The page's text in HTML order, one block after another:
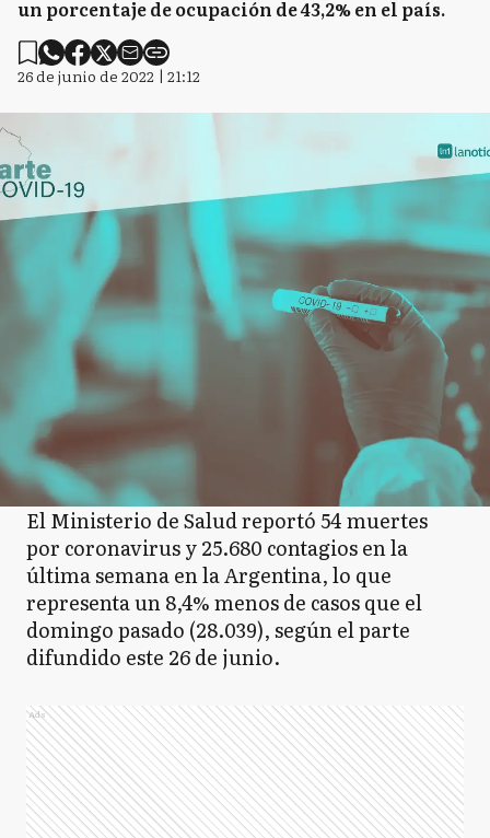
un porcentaje de ocupación de 43,2% en el país.
26 de junio de 2022 | 21:12
El Ministerio de Salud reportó 54 muertes
por coronavirus y 25.680 contagios en la
última semana en la Argentina, lo que
representa un 8,4% menos de casos que el
domingo pasado (28.039), según el parte
difundido este 26 de junio.
Ads